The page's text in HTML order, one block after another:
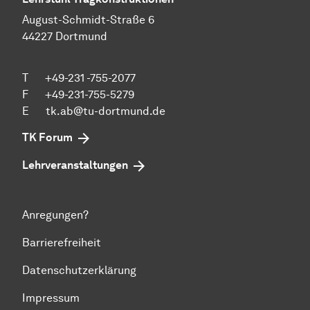
August-Schmidt-Straße 6
44227 Dortmund
T +49-231 -755-2077
F +49-231-755-5279
E tk.ab@tu-dortmund.de
TK Forum
Lehrveranstaltungen
Anregungen?
Barrierefreiheit
Datenschutzerklärung
Impressum